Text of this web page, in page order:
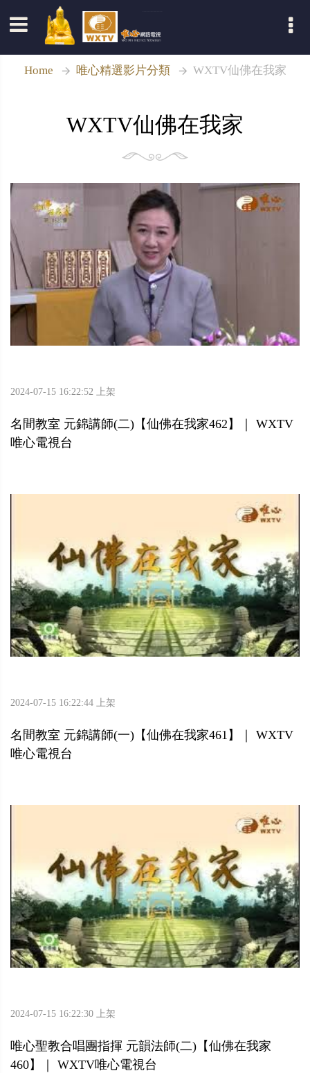
Home 唯心精選影片分類 WXTV仙佛在我家
WXTV仙佛在我家
2024-07-15 16:22:52 上架
名間教室 元錦講師(二)【仙佛在我家462】｜ WXTV
唯心電視台
2024-07-15 16:22:44 上架
名間教室 元錦講師(一)【仙佛在我家461】｜ WXTV
唯心電視台
2024-07-15 16:22:30 上架
唯心聖教合唱團指揮 元韻法師(二)【仙佛在我家
460】｜ WXTV唯心電視台